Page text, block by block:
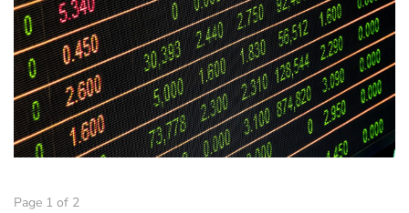
Page 1 of 2